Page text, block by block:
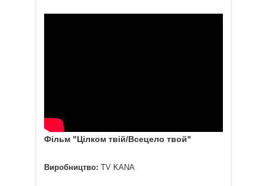
Фільм "Цілком твій/Всецело твой"
Виробництво: TV KANA